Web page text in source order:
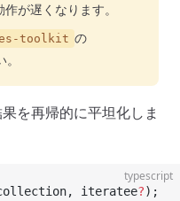
が遅くなります。
toolkit の
を再帰的に平坦化しま
typescript
iteratee?);